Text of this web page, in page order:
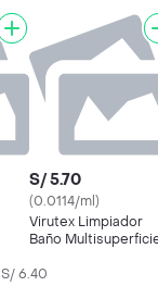
S/ 5.70
(0.0114/ml)
Virutex Limpiador
Baño
S/ 6.40